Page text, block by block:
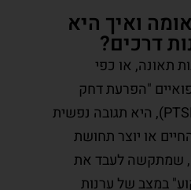
ואיך היא
דרכים?
תאונה, או כפי
"הפרעת דחק
פוסט טראומתית" (PTSD), היא תגובה נפשית
או יוצר תחושת
שמתקשה לעבד את
במצב של ערנות